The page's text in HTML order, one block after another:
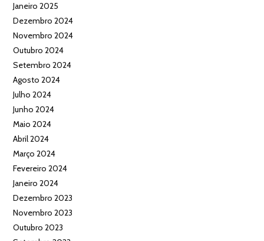
Janeiro 2025
Dezembro 2024
Novembro 2024
Outubro 2024
Setembro 2024
Agosto 2024
Julho 2024
Junho 2024
Maio 2024
Abril 2024
Março 2024
Fevereiro 2024
Janeiro 2024
Dezembro 2023
Novembro 2023
Outubro 2023